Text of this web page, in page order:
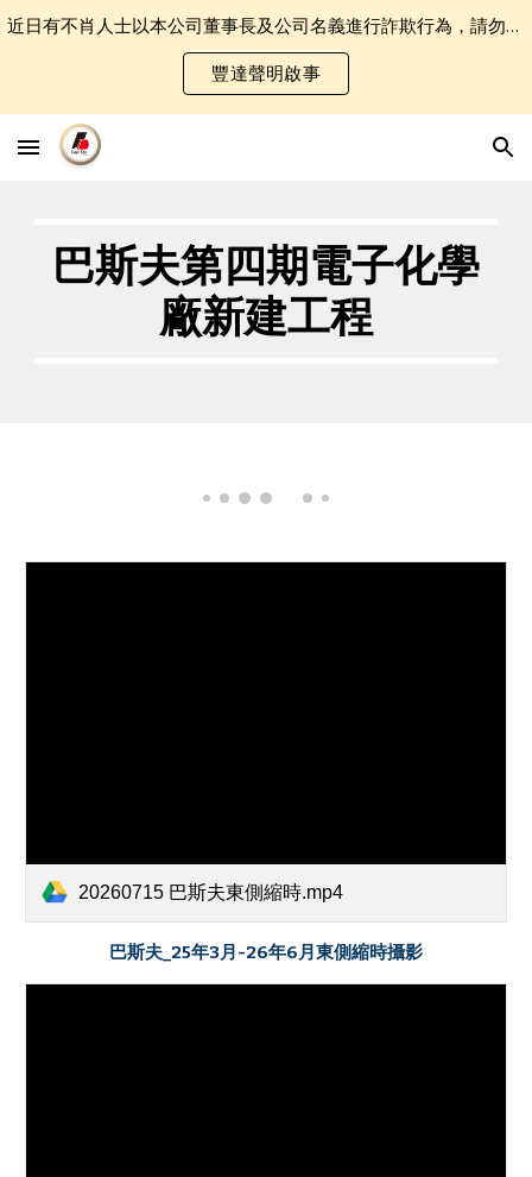
近日有不肖人士以本公司董事長及公司名義進行詐欺行為，請勿誤認受騙．
豐達聲明啟事
巴斯夫第四期電子化學
廠新建工程
20260715 巴斯夫東側縮時.mp4
巴斯夫_ 25年3月-26年6月 東側縮時攝影